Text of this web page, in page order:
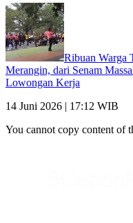
Ribuan Warga
Merangin, dari Senam
Lowongan Kerja
14 Juni 2026 | 17:12 WIB
You cannot copy content of